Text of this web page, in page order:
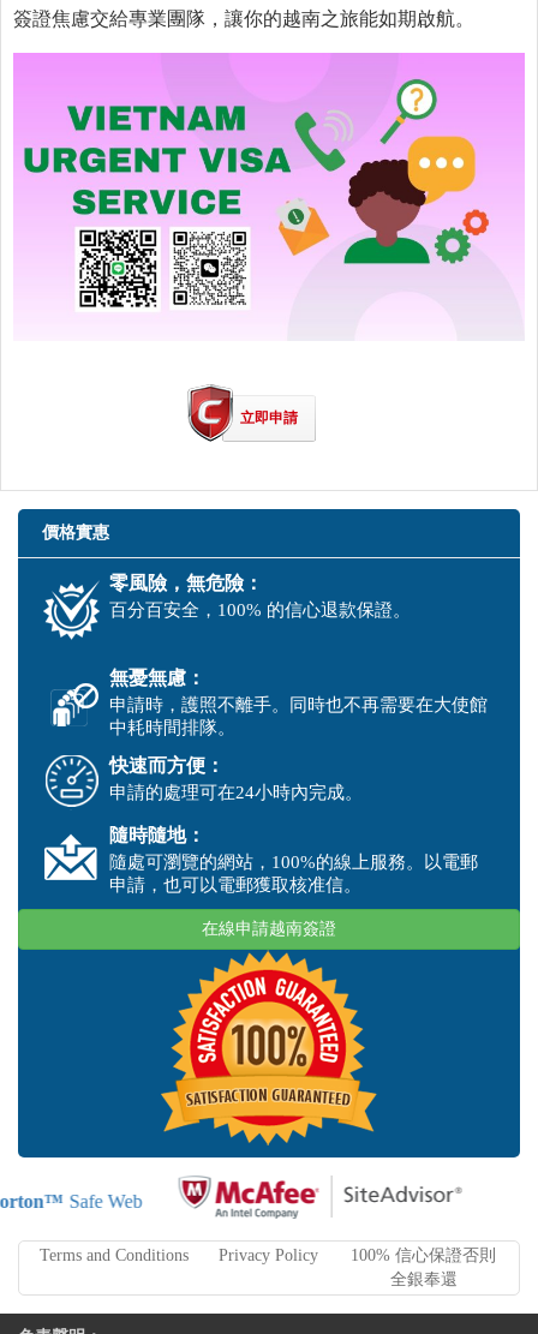
簽證焦慮交給專業團隊，讓你的越南之旅能如期啟航。
立即申請
價格實惠
零風險，無危險：
百分百安全，100% 的信心退款保證。
無憂無慮：
申請時，護照不離手。同時也不再需要在大使館
中耗時間排隊。
快速而方便：
申請的處理可在24小時內完成。
隨時隨地：
隨處可瀏覽的網站，100%的線上服務。以電郵
申請，也可以電郵獲取核准信。
在線申請越南簽證
Safe Web
Terms and Conditions Privacy Policy
100% 信心保證否則
全銀奉還